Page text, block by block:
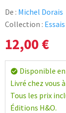
De : Michel Dorais
Collection :
12,00€
check_circle Disponible
Livré chez vous
Tous les prix
Éditions H&O.